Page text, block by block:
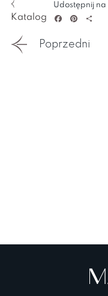
Katalog
Udostępnij na
Poprzedni